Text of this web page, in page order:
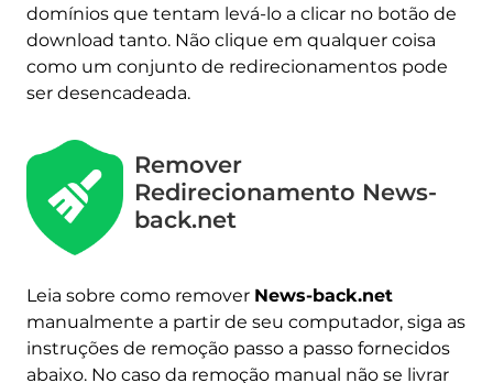
domínios que tentam levá-lo a clicar no botão de
download tanto. Não clique em qualquer coisa
como um conjunto de redirecionamentos pode
ser desencadeada.
Remover
Redirecionamento News-
back.net
Leia sobre como remover News-back.net
manualmente a partir de seu computador, siga as
instruções de remoção passo a passo fornecidos
abaixo. No caso da remoção manual não se livrar